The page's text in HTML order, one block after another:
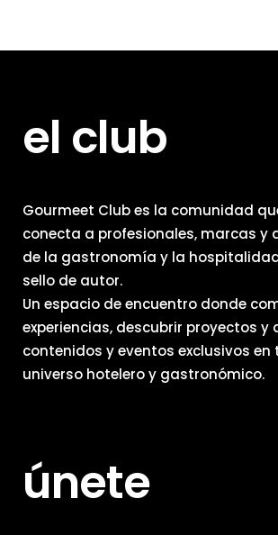
el club
Gourmeet Club es la comunidad
conecta a profesionales, marcas y
de la gastronomía y la
sello de autor.
Un espacio de encuentro donde
experiencias, descubrir proyectos y
contenidos y eventos exclusivos en
universo hotelero y gastronómico.
únete